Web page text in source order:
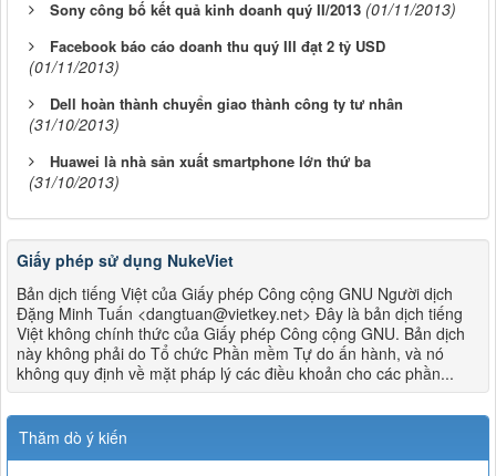
Sony công bố kết quả kinh doanh quý II/2013 (01/11/2013)
Facebook báo cáo doanh thu quý III đạt 2 tỷ USD
(01/11/2013)
Dell hoàn thành chuyển giao thành công ty tư nhân
(31/10/2013)
Huawei là nhà sản xuất smartphone lớn thứ ba
(31/10/2013)
Giấy phép sử dụng NukeViet
Bản dịch tiếng Việt của Giấy phép Công cộng GNU Người dịch
Đặng Minh Tuấn <dangtuan@vietkey.net> Đây là bản dịch tiếng
Việt không chính thức của Giấy phép Công cộng GNU. Bản dịch
này không phải do Tổ chức Phần mềm Tự do ấn hành, và nó
không quy định về mặt pháp lý các điều khoản cho các phần...
Thăm dò ý kiến